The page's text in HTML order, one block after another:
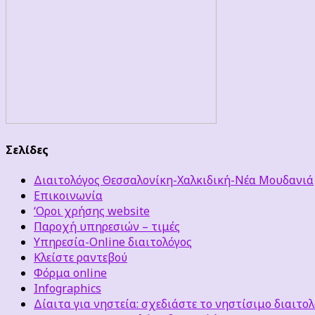
Σελίδες
Διαιτολόγος Θεσσαλονίκη-Χαλκιδική-Νέα Μουδανιά
Επικοινωνία
‘Οροι χρήσης website
Παροχή υπηρεσιών – τιμές
Υπηρεσία-Online διαιτολόγος
Κλείστε ραντεβού
Φόρμα online
Infographics
Δίαιτα για νηστεία: σχεδιάστε το νηστίσιμο